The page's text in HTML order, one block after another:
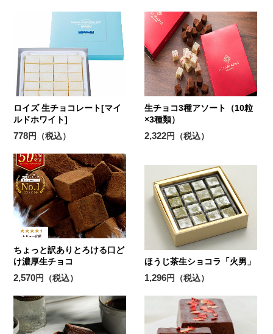
ロイズ 生チョコレート[マイ
ルドホワイト]
778円（税込）
生チョコ3種アソート（10粒
×3種類）
2,322円（税込）
ちょっと訳ありとろける口ど
け濃厚生チョコ
2,570円（税込）
ほうじ茶生ショコラ「火男」
1,296円（税込）